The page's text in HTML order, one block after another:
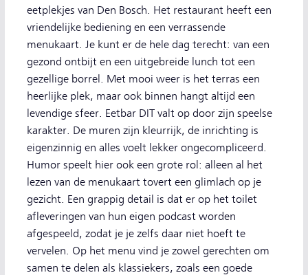
eetplekjes van Den Bosch. Het restaurant heeft een
vriendelijke bediening en een verrassende
menukaart. Je kunt er de hele dag terecht: van een
gezond ontbijt en een uitgebreide lunch tot een
gezellige borrel. Met mooi weer is het terras een
heerlijke plek, maar ook binnen hangt altijd een
levendige sfeer. Eetbar DIT valt op door zijn speelse
karakter. De muren zijn kleurrijk, de inrichting is
eigenzinnig en alles voelt lekker ongecompliceerd.
Humor speelt hier ook een grote rol: alleen al het
lezen van de menukaart tovert een glimlach op je
gezicht. Een grappig detail is dat er op het toilet
afleveringen van hun eigen podcast worden
afgespeeld, zodat je je zelfs daar niet hoeft te
vervelen. Op het menu vind je zowel gerechten om
samen te delen als klassiekers, zoals een goede